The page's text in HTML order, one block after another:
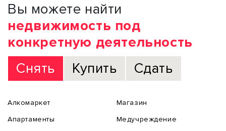
Вы можете найти
недвижимость под
конкретную деятельность
Снять
Купить Сдать
Алкомаркет
Апартаменты
Магазин
Медучреждение